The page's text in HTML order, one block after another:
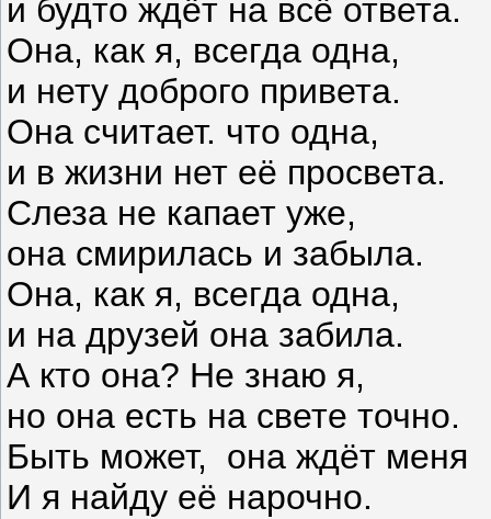
и будто ждёт на всё ответа.
Она, как я, всегда одна,
и нету доброго привета.
Она считает. что одна,
и в жизни нет её просвета.
Слеза не капает уже,
она смирилась и забыла.
Она, как я, всегда одна,
и на друзей она забила.
А кто она? Не знаю я,
но она есть на свете точно.
Быть может, она ждёт меня
И я найду её нарочно.